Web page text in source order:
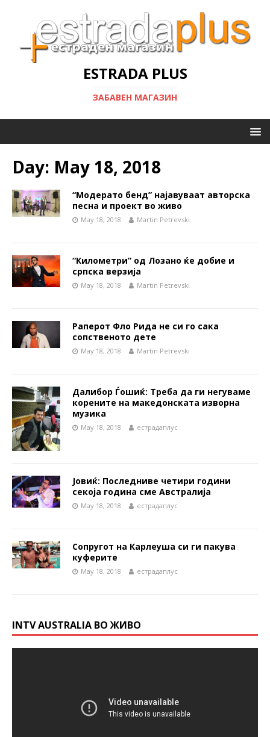
ESTRADA PLUS
ЗАБАВЕН МАГАЗИН
Day: May 18, 2018
“Модерато бенд” најавуваат авторска
песна и проект во живо
May 18, 2018 Martin Petrevski
“Километри” од Лозано ќе добие и
српска верзија
May 18, 2018 Martin Petrevski
Раперот Фло Рида не си го сака
сопственото дете
May 18, 2018 Martin Petrevski
Далибор Ѓошиќ: Треба да ги негуваме
корените на македонската изворна
музика
May 18, 2018 естрадаплус
Јовиќ: Последниве четири години
секоја година сме Австралија
May 18, 2018 естрадаплус
Сопругот на Карлеуша си ги пакува
куферите
May 18, 2018 естрадаплус
INTV AUSTRALIA ВО ЖИВО